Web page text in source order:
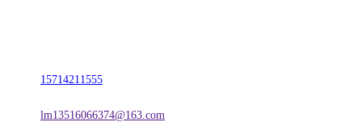
15714211555
lm13516066374@163.com